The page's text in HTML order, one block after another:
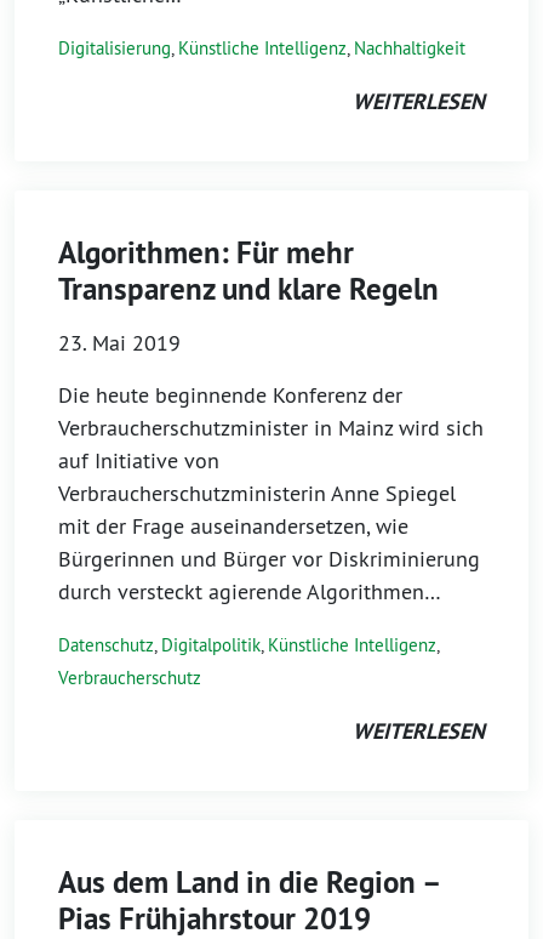
Digitalisierung, Künstliche Intelligenz, Nachhaltigkeit
WEITERLESEN
Algorithmen: Für mehr
Transparenz und klare Regeln
23. Mai 2019
Die heute beginnende Konferenz der
Verbraucherschutzminister in Mainz wird sich
auf Initiative von
Verbraucherschutzministerin Anne Spiegel
mit der Frage auseinandersetzen, wie
Bürgerinnen und Bürger vor Diskriminierung
durch versteckt agierende Algorithmen…
Datenschutz, Digitalpolitik, Künstliche Intelligenz,
Verbraucherschutz
WEITERLESEN
Aus dem Land in die Region –
Pias Frühjahrstour 2019